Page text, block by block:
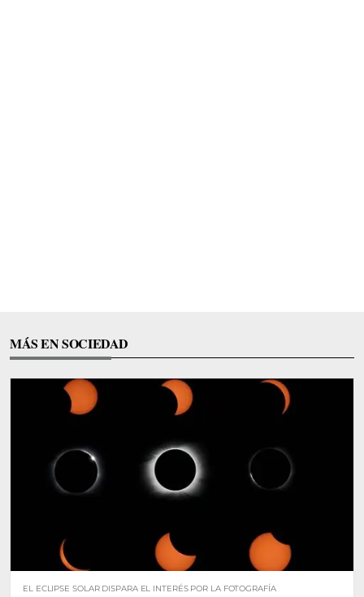
MÁS EN SOCIEDAD
EL ECLIPSE SOLAR DISPARA EL INTERÉS POR LA FOTOGRAFÍA